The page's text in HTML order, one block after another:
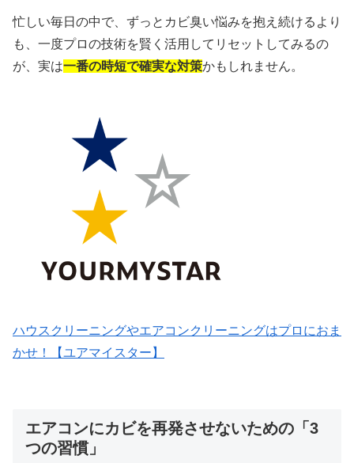
忙しい毎日の中で、ずっとカビ臭い悩みを抱え続けるより
も、一度プロの技術を賢く活用してリセットしてみるの
が、実は一番の時短で確実な対策かもしれません。
ハウスクリーニングやエアコンクリーニングはプロにおま
かせ！【ユアマイスター】
エアコンにカビを再発させないための「3
つの習慣」